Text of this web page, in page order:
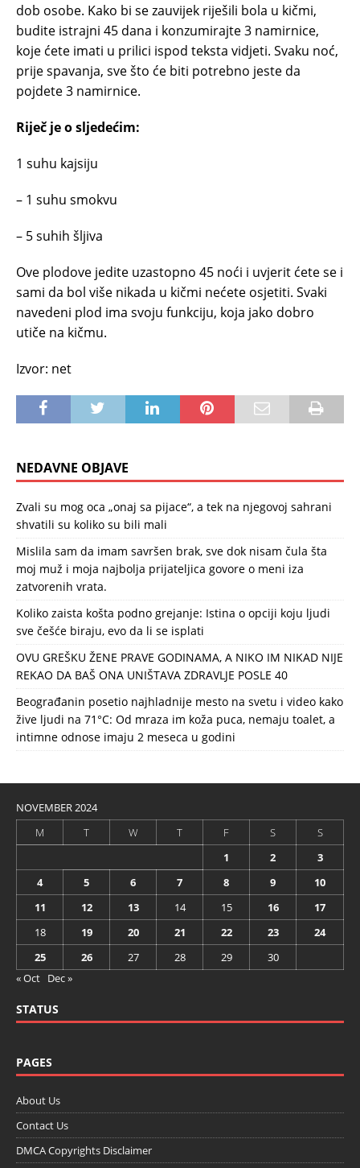
dob osobe. Kako bi se zauvijek riješili bola u kičmi,
budite istrajni 45 dana i konzumirajte 3 namirnice,
koje ćete imati u prilici ispod teksta vidjeti. Svaku noć,
prije spavanja, sve što će biti potrebno jeste da
pojdete 3 namirnice.
Riječ je o sljedećim:
1 suhu kajsiju
– 1 suhu smokvu
– 5 suhih šljiva
Ove plodove jedite uzastopno 45 noći i uvjerit ćete se i
sami da bol više nikada u kičmi nećete osjetiti. Svaki
navedeni plod ima svoju funkciju, koja jako dobro
utiče na kičmu.
Izvor: net
NEDAVNE OBJAVE
Zvali su mog oca „onaj sa pijace“, a tek na njegovoj sahrani
shvatili su koliko su bili mali
Mislila sam da imam savršen brak, sve dok nisam čula šta
moj muž i moja najbolja prijateljica govore o meni iza
zatvorenih vrata.
Koliko zaista košta podno grejanje: Istina o opciji koju ljudi
sve češće biraju, evo da li se isplati
OVU GREŠKU ŽENE PRAVE GODINAMA, A NIKO IM NIKAD NIJE
REKAO DA BAŠ ONA UNIŠTAVA ZDRAVLJE POSLE 40
Beograđanin posetio najhladnije mesto na svetu i video kako
žive ljudi na 71°C: Od mraza im koža puca, nemaju toalet, a
intimne odnose imaju 2 meseca u godini
NOVEMBER 2024
M
T W T F S
S
1
2
3
4
5 6 7 8 9
10
11
12 13 14 15 16
17
18
19 20 21 22 23
24
25
26 27 28 29
30
« Oct Dec »
STATUS
PAGES
About Us
Contact Us
DMCA Copyrights Disclaimer